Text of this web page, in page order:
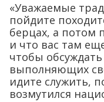
«Уважаемые
пойдите
берцах, а потом
и что вас там
чтобы
выполняющих
идите служить,
возмутился